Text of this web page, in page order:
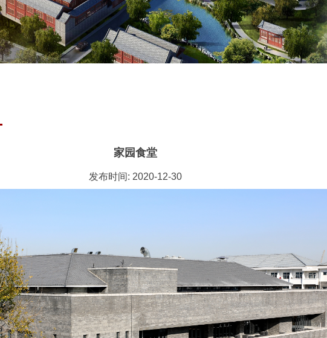
家园食堂
发布时间: 2020-12-30